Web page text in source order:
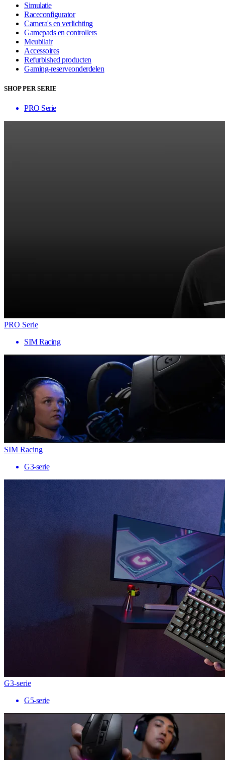
Simulatie
Raceconfigurator
Camera's en verlichting
Gamepads en controllers
Meubilair
Accessoires
Refurbished producten
Gaming-reserveonderdelen
SHOP PER SERIE
PRO Serie
PRO Serie
SIM Racing
SIM Racing
G3-serie
G3-serie
G5-serie